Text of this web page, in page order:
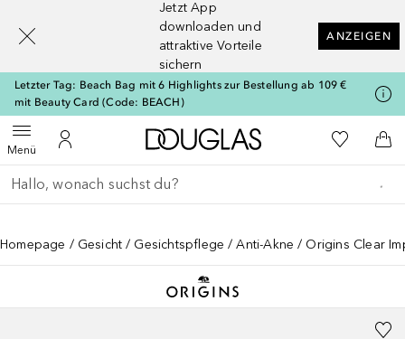
Jetzt App
downloaden und
attraktive Vorteile
sichern
ANZEIGEN
Letzter Tag: Beach Bag mit 6 Highlights zur Bestellung ab 109 €
mit Beauty Card (Code: BEACH)
MenüMenü öffnenZu Meinem Kundenkonto
Zur Douglas Startseite
Zu Meiner
Gehe zurück
Suche ausführen
Homepage Gesicht Gesichtspflege Anti-Akne Origins Clear
[navigation.slideout.screenreader]